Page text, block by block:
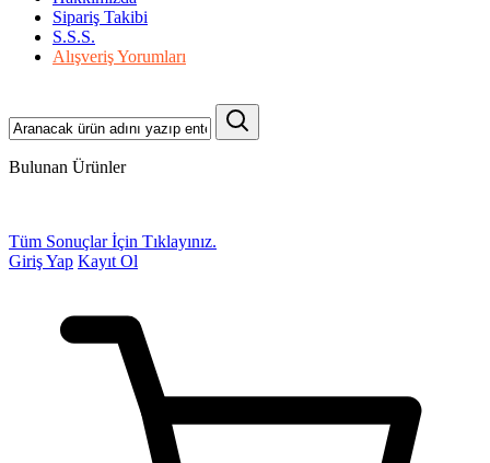
Sipariş Takibi
S.S.S.
Alışveriş Yorumları
Bulunan Ürünler
Tüm Sonuçlar İçin Tıklayınız.
Giriş Yap Kayıt Ol